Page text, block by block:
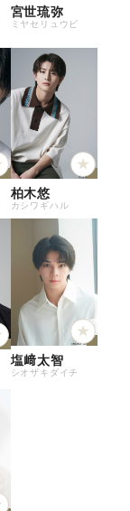
宮世琉弥
ミヤセリュウビ
柏木悠
カシワギハル
塩﨑太智
シオザキダイチ